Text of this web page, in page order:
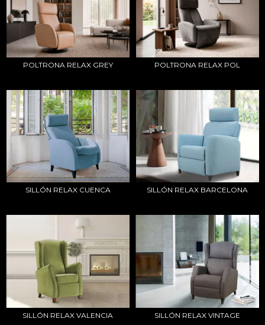
POLTRONA RELAX GREY POLTRONA RELAX POL
SILLÓN RELAX CUENCA SILLÓN RELAX BARCELONA
SILLÓN RELAX VALENCIA SILLÓN RELAX VINTAGE